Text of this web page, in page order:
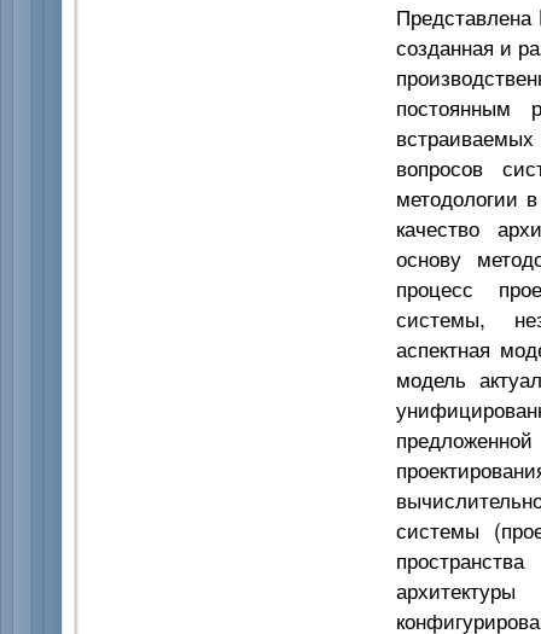
созданная и
постоянным
вопросов
методологии
качество
основу
процесс
системы,
аспектная
модель
системы